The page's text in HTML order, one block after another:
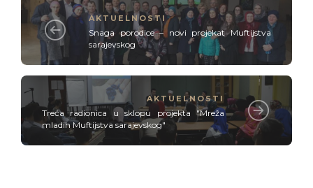
AKTUELNOSTI
Snaga porodice – novi projekat Muftijstva
sarajevskog
AKTUELNOSTI
Treća radionica u sklopu projekta "Mreža
mladih Muftijstva sarajevskog"